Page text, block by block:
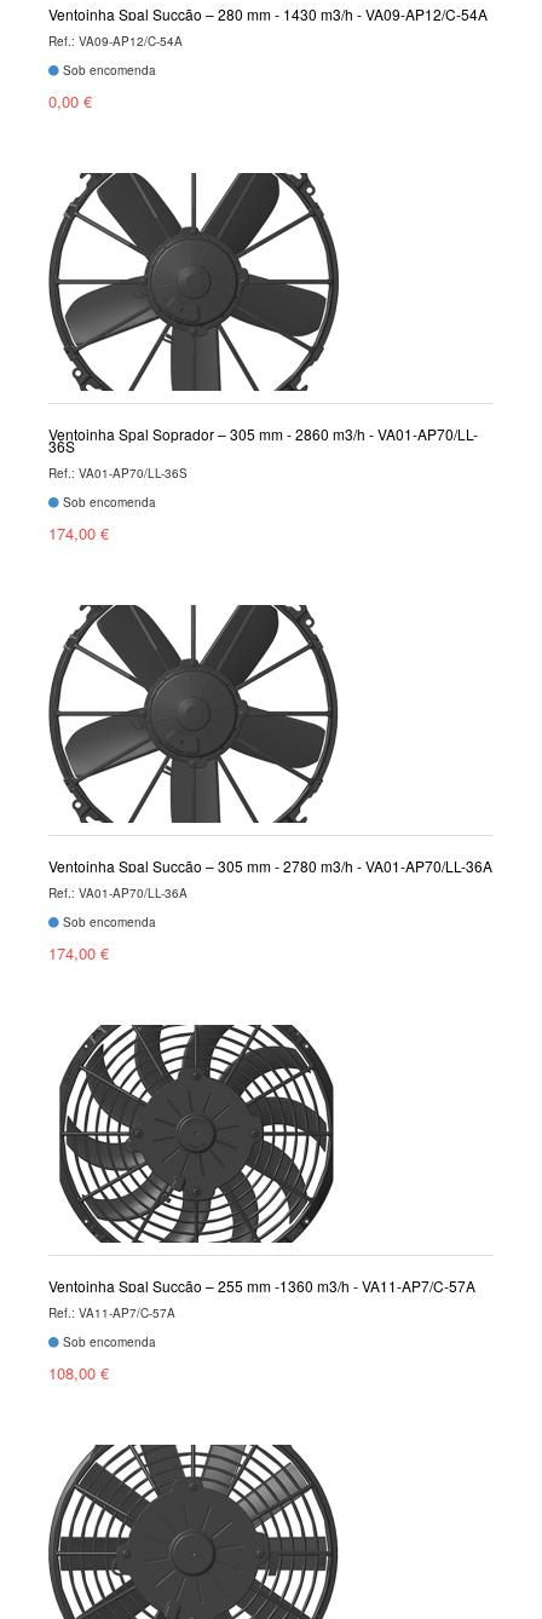
Ventoinha Spal Sucção – 280 mm - 1430 m3/h - VA09-AP12/C-54A
Ref.: VA09-AP12/C-54A
Sob encomenda
0,00 €
Ventoinha Spal Soprador – 305 mm - 2860 m3/h - VA01-AP70/LL-
36S
Ref.: VA01-AP70/LL-36S
Sob encomenda
174,00 €
Ventoinha Spal Sucção – 305 mm - 2780 m3/h - VA01-AP70/LL-36A
Ref.: VA01-AP70/LL-36A
Sob encomenda
174,00 €
Ventoinha Spal Sucção – 255 mm -1360 m3/h - VA11-AP7/C-57A
Ref.: VA11-AP7/C-57A
Sob encomenda
108,00 €